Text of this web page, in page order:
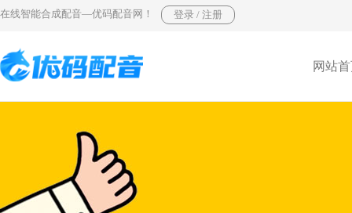
在线智能合成配音—优码配音网！
网站